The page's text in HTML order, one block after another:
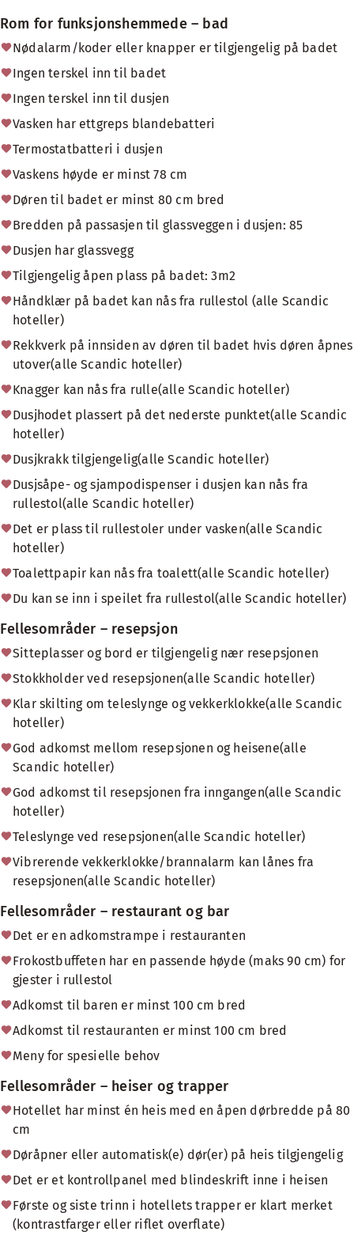
Rom for funksjonshemmede – bad
Nødalarm/koder eller knapper er tilgjengelig på badet
Ingen terskel inn til badet
Ingen terskel inn til dusjen
Vasken har ettgreps blandebatteri
Termostatbatteri i dusjen
Vaskens høyde er minst 78 cm
Døren til badet er minst 80 cm bred
Bredden på passasjen til glassveggen i dusjen: 85
Dusjen har glassvegg
Tilgjengelig åpen plass på badet: 3m2
Håndklær på badet kan nås fra rullestol (alle Scandic
hoteller)
Rekkverk på innsiden av døren til badet hvis døren åpnes
utover(alle Scandic hoteller)
Knagger kan nås fra rulle(alle Scandic hoteller)
Dusjhodet plassert på det nederste punktet(alle Scandic
hoteller)
Dusjkrakk tilgjengelig(alle Scandic hoteller)
Dusjsåpe- og sjampodispenser i dusjen kan nås fra
rullestol(alle Scandic hoteller)
Det er plass til rullestoler under vasken(alle Scandic
hoteller)
Toalettpapir kan nås fra toalett(alle Scandic hoteller)
Du kan se inn i speilet fra rullestol(alle Scandic hoteller)
Fellesområder – resepsjon
Sitteplasser og bord er tilgjengelig nær resepsjonen
Stokkholder ved resepsjonen(alle Scandic hoteller)
Klar skilting om teleslynge og vekkerklokke(alle Scandic
hoteller)
God adkomst mellom resepsjonen og heisene(alle
Scandic hoteller)
God adkomst til resepsjonen fra inngangen(alle Scandic
hoteller)
Teleslynge ved resepsjonen(alle Scandic hoteller)
Vibrerende vekkerklokke/brannalarm kan lånes fra
resepsjonen(alle Scandic hoteller)
Fellesområder – restaurant og bar
Det er en adkomstrampe i restauranten
Frokostbuffeten har en passende høyde (maks 90 cm) for
gjester i rullestol
Adkomst til baren er minst 100 cm bred
Adkomst til restauranten er minst 100 cm bred
Meny for spesielle behov
Fellesområder – heiser og trapper
Hotellet har minst én heis med en åpen dørbredde på 80
cm
Døråpner eller automatisk(e) dør(er) på heis tilgjengelig
Det er et kontrollpanel med blindeskrift inne i heisen
Første og siste trinn i hotellets trapper er klart merket
(kontrastfarger eller riflet overflate)